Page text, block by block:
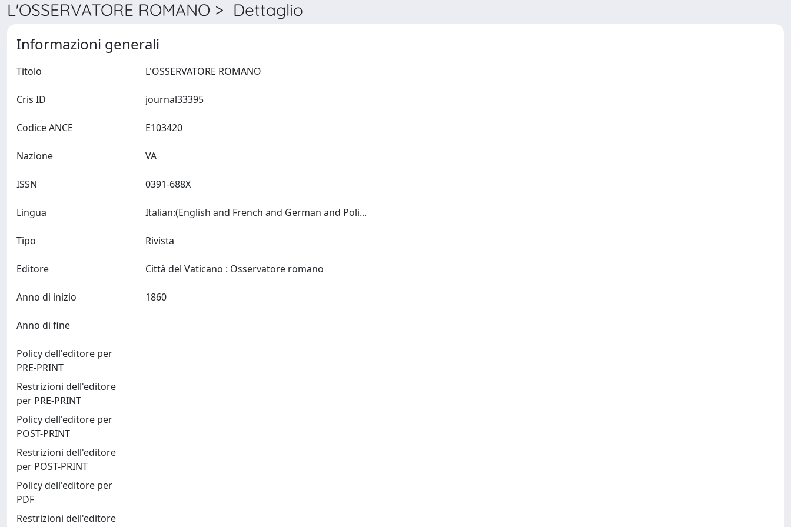
L'OSSERVATORE ROMANO > Dettaglio
Informazioni generali
Titolo
Cris ID
Codice ANCE
Nazione
ISSN
Lingua
Tipo Rivista
Editore
Anno di inizio
Anno di fine
Policy dell'editore per
PRE-PRINT
Restrizioni dell'editore
per PRE-PRINT
Policy dell'editore per
POST-PRINT
Restrizioni dell'editore
per POST-PRINT
Policy dell'editore per
PDF
Restrizioni dell'editore